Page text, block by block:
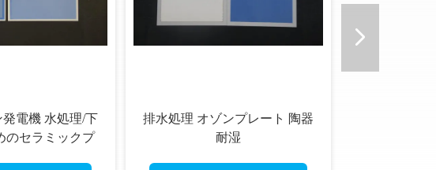
排水処理 オゾンプレート 陶器
耐湿
臭いを消す オゾン 消